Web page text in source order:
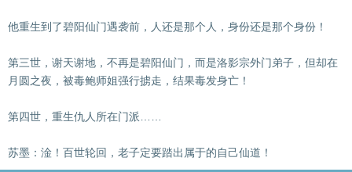
他重生到了碧阳仙门遇袭前，人还是那个人，身份还是那个身份！
第三世，谢天谢地，不再是碧阳仙门，而是洛影宗外门弟子，但却在
月圆之夜，被毒鲍师姐强行掳走，结果毒发身亡！
第四世，重生仇人所在门派……
苏墨：淦！百世轮回，老子定要踏出属于的自己仙道！